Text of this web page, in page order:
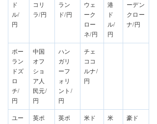
ド
ル/
円
コリ
ラ/円
ラン
ド/円
ウェ
ーク
ロー
ネ/円
港
ド
ル/
円
ーデン
クロー
ナ/円
ポー
ラン
ドズ
ロ
チ/
円
中国
オフ
ショ
ア人
民元/
円
ハン
ガリ
ーフ
ォリ
ント/
円
チェ
ココ
ルナ/
円
ユー
英ポ
英ポ
米ド
米
豪ド